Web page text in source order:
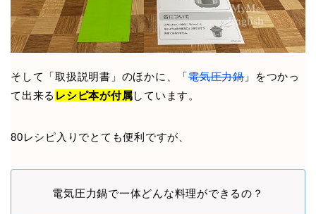
そして「取扱説明書」のほかに、「電気圧力鍋」をつかっ
て出来る レシピ本が付属しています。
80レシピ入りでとても便利ですが、
電気圧力鍋で一体どんな料理ができるの？